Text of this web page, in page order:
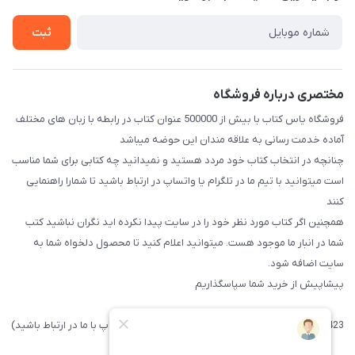
ثبت
مختصری درباره فروشگاه
فروشگاه یاس کتاب با بیش از 500000 عنوان کتاب در رابطه با زبان های مختلف
آماده خدمت رسانی به علاقه مندان این حوضه میباشد
چنانچه در انتخاب کتاب خود مردد هستید و نمیدانید چه کتابی برای شما مناسب
است میتوانید با تیم ما در تلگرام یا واتساپ در ارتباط باشید تا شما‌را راهنمایی
کنند
همچنین اگر کتاب مورد نظر خود را در سایت پیدا نکرده اید نگران نباشید کتب
شما در انبار ما موجود هست. میتوانید اعلام کنید تا محصول دلخواه شما به
سایت اضافه شود.
پیشاپیش از خرید شما سپاسگذاریم
09371742423 (لطفا فقط پیامک داده و یا از طریق واتساپ با ما در ارتباط باشید)